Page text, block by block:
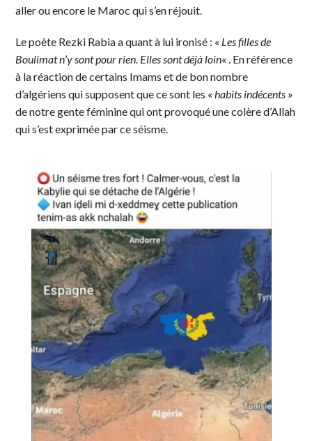
aller ou encore le Maroc qui s’en réjouit.
Le poète Rezki Rabia a quant à lui ironisé : « Les filles de
Boulimat n’y sont pour rien. Elles sont déjà loin« . En référence
à la réaction de certains Imams et de bon nombre
d’algériens qui supposent que ce sont les «habits indécents »
de notre gente féminine qui ont provoqué une colère d’Allah
qui s’est exprimée par ce séisme.